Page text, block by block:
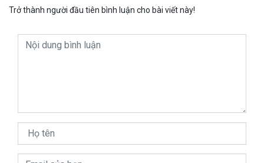
Trở thành người đầu tiên bình luận cho bài viết này!